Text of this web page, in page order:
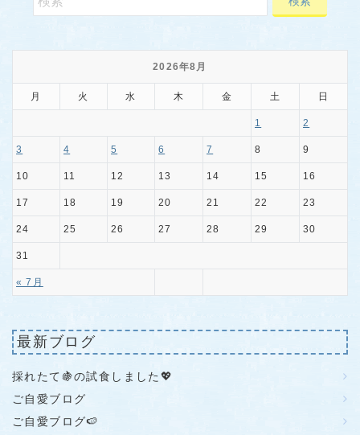
2026年8月
月 火 水 木 金 土 日
« 7月
1 2
3 4 5 6 7 8 9
10 11 12 13 14 15 16
17 18 19 20 21 22 23
24 25 26 27 28 29 30
31
最新ブログ
採れたて🍇の試食しました💖
ご自愛ブログ
ご自愛ブログ🍉